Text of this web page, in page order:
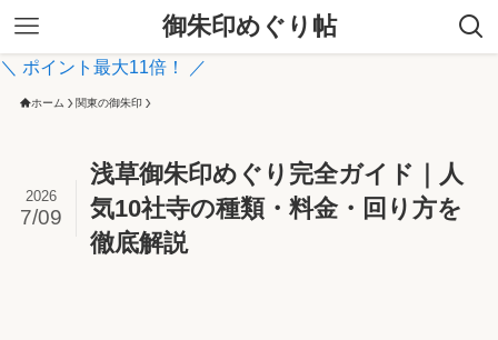
御朱印めぐり帖
＼ ポイント最大11倍！ ／
ホーム 関東の御朱印
浅草御朱印めぐり完全ガイド｜人
気10社寺の種類・料金・回り方を
徹底解説
2026
7/09